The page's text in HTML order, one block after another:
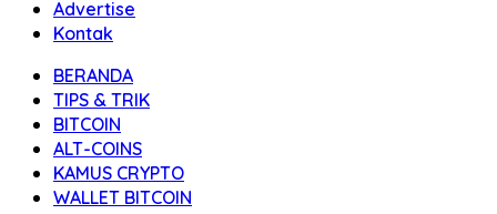
Advertise
Kontak
BERANDA
TIPS & TRIK
BITCOIN
ALT-COINS
KAMUS CRYPTO
WALLET BITCOIN